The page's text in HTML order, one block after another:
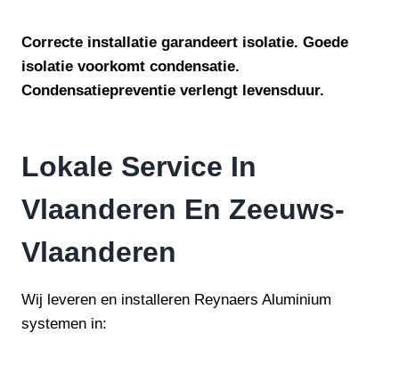
Correcte installatie garandeert isolatie. Goede
isolatie voorkomt condensatie.
Condensatiepreventie verlengt levensduur.
Lokale Service In
Vlaanderen En Zeeuws-
Vlaanderen
Wij leveren en installeren Reynaers Aluminium
systemen in: